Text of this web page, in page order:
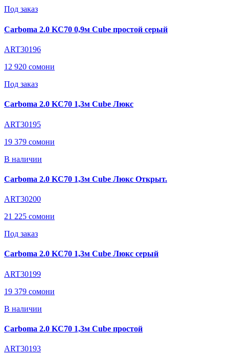
Под заказ
Carboma 2.0 KC70 0,9м Cube простой серый
ART30196
12 920 сомони
Под заказ
Carboma 2.0 KC70 1,3м Cube Люкс
ART30195
19 379 сомони
В наличии
Carboma 2.0 KC70 1,3м Cube Люкс Открыт.
ART30200
21 225 сомони
Под заказ
Carboma 2.0 KC70 1,3м Cube Люкс серый
ART30199
19 379 сомони
В наличии
Carboma 2.0 KC70 1,3м Cube простой
ART30193